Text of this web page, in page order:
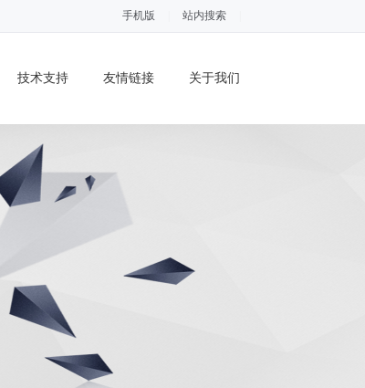
站内搜索
手机版
技术支持 友情链接 关于我们